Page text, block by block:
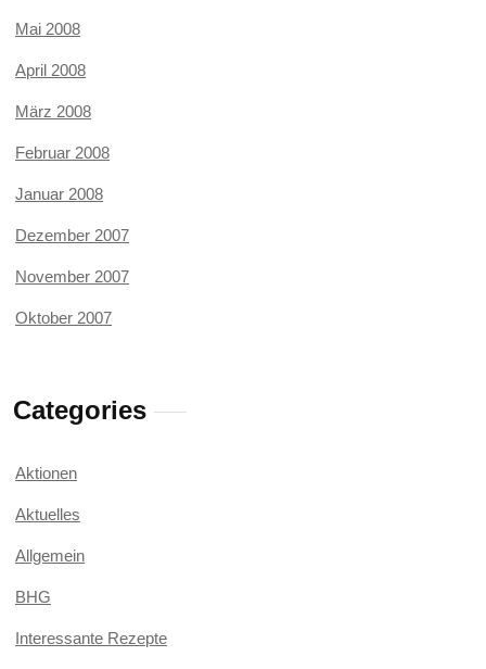
Mai 2008
April 2008
März 2008
Februar 2008
Januar 2008
Dezember 2007
November 2007
Oktober 2007
Categories
Aktionen
Aktuelles
Allgemein
BHG
Interessante Rezepte